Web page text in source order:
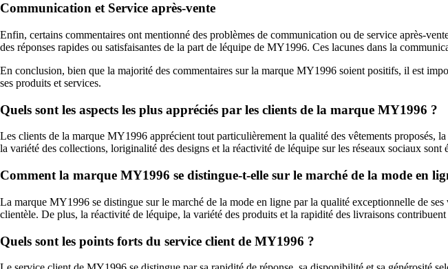
Communication et Service après-vente
Enfin, certains commentaires ont mentionné des problèmes de communication ou de service après-
des réponses rapides ou satisfaisantes de la part de léquipe de MY1996. Ces lacunes dans la
En conclusion, bien que la majorité des commentaires sur la marque MY1996 soient positifs, il est
ses produits et services.
Quels sont les aspects les plus appréciés par les clients de la marque MY1996 ?
Les clients de la marque MY1996 apprécient tout particulièrement la qualité des vêtements proposés,
la variété des collections, loriginalité des designs et la réactivité de léquipe sur les réseaux sociaux
Comment la marque MY1996 se distingue-t-elle sur le marché de la mode en
La marque MY1996 se distingue sur le marché de la mode en ligne par la qualité exceptionnelle de
clientèle. De plus, la réactivité de léquipe, la variété des produits et la rapidité des livraisons
Quels sont les points forts du service client de MY1996 ?